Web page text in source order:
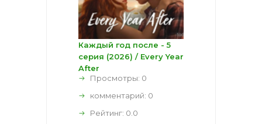
Каждый год после - 5
серия (2026) / Every Year
After
Просмотры: 0
комментарий: 0
Рейтинг: 0.0